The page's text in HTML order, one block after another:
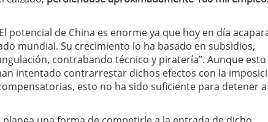
potencial de China es enorme ya que hoy en día
mundial. Su crecimiento lo ha basado en subsidios,
contrabando técnico y piratería”. Aunque esto
intentado contrarrestar dichos efectos con la
esto no ha sido suficiente para detener